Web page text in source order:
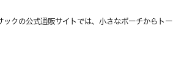
ックの公式通販サイトでは、小さなポーチからト